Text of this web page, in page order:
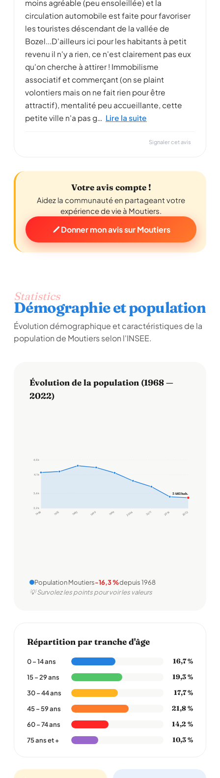
moins agréable (peu ensoleillée) et la
circulation automobile est faite pour favoriser
les touristes déscendant de la vallée de
Bozel...D'ailleurs ici pour les habitants à petit
revenu il n'y a rien, ce n'est clairement pas eux
qu'on cherche à attirer ! Immobilisme
associatif et commerçant (on se plaint
volontiers mais on ne fait rien pour être
attractif), mentalité peu accueillante, cette
petite ville n'a pas g… Lire la suite
Signaler cet avis
Votre avis compte !
Aidez la communauté en partageant votre
expérience de vie à Moutiers.
Donner mon avis sur Moutiers
Statistics
Démographie et population
Évolution démographique et caractéristiques de la
population de Moutiers selon l'INSEE.
Évolution de la population (1968 —
2022)
3,2 k
3,6 k
4,1 k
4,5 k
1968 1975 1982 1990 1999 2006 2011 2016 2022
3 482 hab.
Population Moutiers-16,3 %depuis 1968
💡 Survolez les points pour voir les valeurs
Répartition par tranche d'âge
0 – 14 ans 16,7 %
15 – 29 ans 19,3 %
30 – 44 ans 17,7 %
45 – 59 ans 21,8 %
60 – 74 ans 14,2 %
75 ans et + 10,3 %